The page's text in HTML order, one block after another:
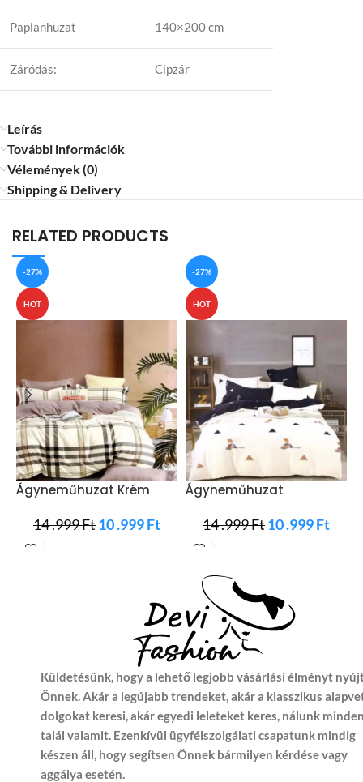
Paplanhuzat 140×200 cm
Záródás: Cipzár
Leírás
További információk
Vélemények (0)
Shipping & Delivery
RELATED PRODUCTS
-27%
HOT
Ágyneműhuzat Krém
14 .999Ft10 .999Ft
-27%
HOT
Ágyneműhuzat
Színben
14 .999Ft10 .999Ft
Küldetésünk, hogy a lehető legjobb vásárlási élményt
Önnek. Akár a legújabb trendeket, akár a klasszikus
dolgokat keresi, akár egyedi leleteket keres, nálunk
talál valamit. Ezenkívül ügyfélszolgálati csapatunk mindig
készen áll, hogy segítsen Önnek bármilyen kérdése vagy
aggálya esetén.